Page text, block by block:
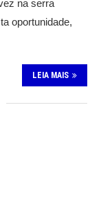
na serra
oportunidade,
LEIA MAIS